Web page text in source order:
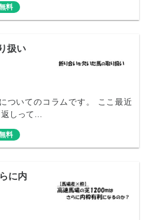
料
扱い
ついてのコラムです。 ここ最近
返しって…
料
に内